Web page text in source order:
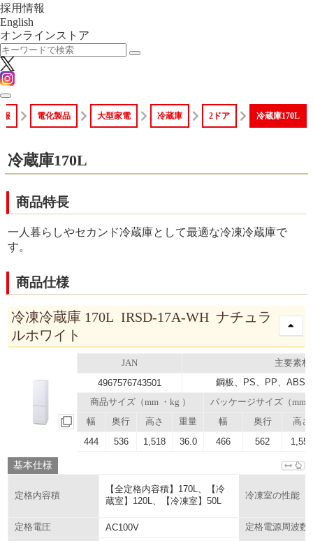
採用情報
English
オンラインストア
報 電化製品 大型家電 冷蔵庫 2ドア 冷蔵庫170L
冷蔵庫170L
商品特長
一人暮らしやセカンド冷蔵庫として最適な冷凍冷蔵庫で
す。
商品仕様
冷凍冷蔵庫 170L IRSD-17A-WH ナチュラ
ルホワイト
JAN 主要素材
4967576743501 鋼板、PS、PP、ABS
商品サイズ（mm ・kg ）
パッケージサイズ（mm
幅
奥行 高さ 重量 幅 奥行 高さ
444 536 1,518 36.0 466 562 1,555
基本仕様
定格内容積
【全定格内容積】170L、【冷
蔵室】120L、【冷凍室】50L
冷凍室の性能
定格電圧 AC100V
定格電源周波数